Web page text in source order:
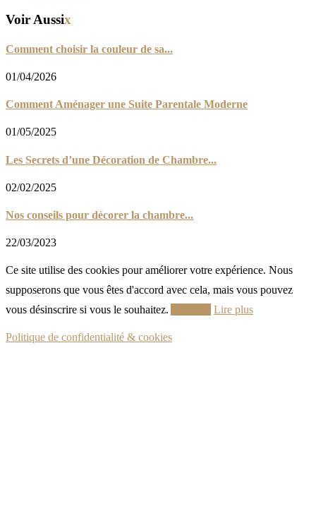
Voir Aussix
Comment choisir la couleur de sa...
01/04/2026
Comment Aménager une Suite Parentale Moderne
01/05/2025
Les Secrets d’une Décoration de Chambre...
02/02/2025
Nos conseils pour décorer la chambre...
22/03/2023
Ce site utilise des cookies pour améliorer votre expérience. Nous
supposerons que vous êtes d'accord avec cela, mais vous pouvez
vous désinscrire si vous le souhaitez.
Lire plus
Politique de confidentialité & cookies